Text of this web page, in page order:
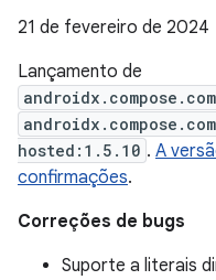
21 de fevereiro de 2024
Lançamento de
hosted:1.5.10 . A
confirmações.
Correções de bugs
Suporte a literais